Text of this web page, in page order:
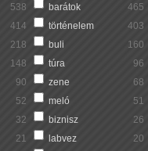
538
barátok 465
414
történelem 403
218
buli 160
148
túra 96
90
zene 68
52
meló 51
32
biznisz 26
21
labvez 20